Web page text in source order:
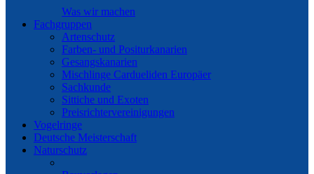
Was wir machen
Fachgruppen
Artenschutz
Farben- und Positurkanarien
Gesangskanarien
Mischlinge Cardueliden Europäer
Sachkunde
Sittiche und Exoten
Preisrichtervereinigungen
Vogelringe
Deutsche Meisterschaft
Naturschutz